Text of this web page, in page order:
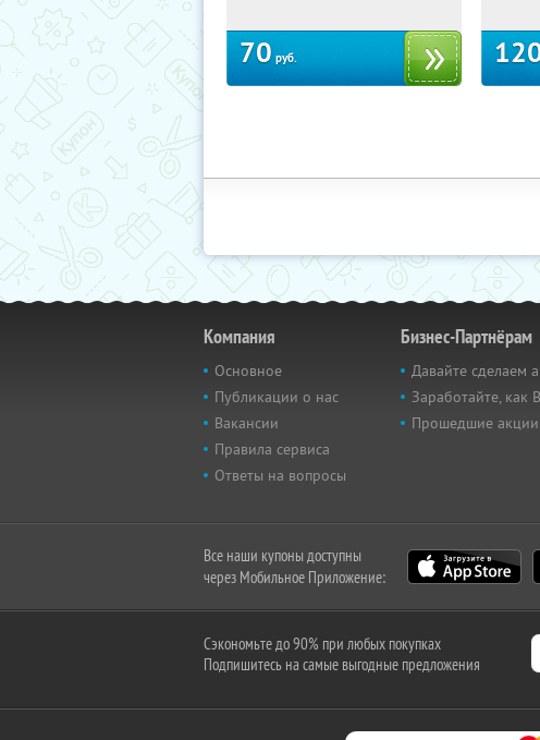
70 руб.
Компания
Основное
Публикации о нас
Вакансии
Правила сервиса
Ответы на вопросы
Бизнес-Партнёрам
Давайте сделаем
Заработайте, как
Прошедшие акции
Все наши купоны доступны
через Мобильное Приложение:
Сэкономьте до 90% при любых покупках
Подпишитесь на самые выгодные предложения